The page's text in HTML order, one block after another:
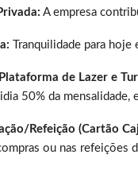
A empresa
Tranquilidade para
de Lazer e
50% da
Refeição (Cartão
ou nas refeições